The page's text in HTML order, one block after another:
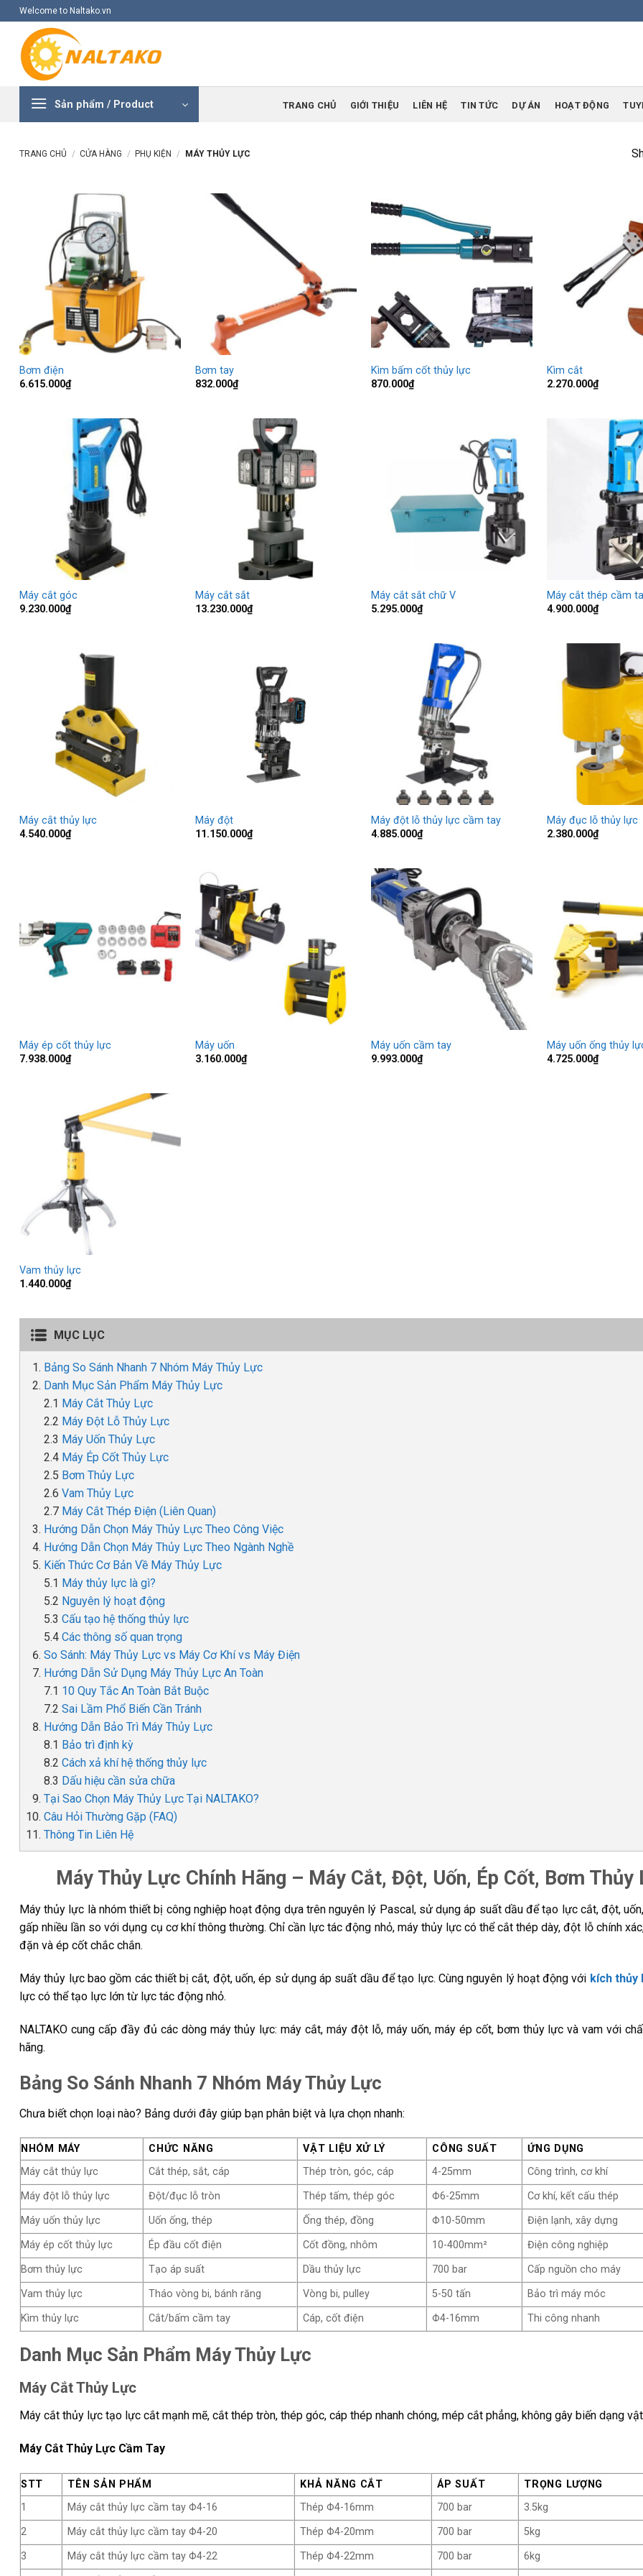
Skip
to
content
Welcome to Naltako.vn
Sản phẩm / Product TRANG CHỦ GIỚI THIỆU LIÊN HỆ TIN TỨC DỰ ÁN HOẠT ĐỘNG
TRANG CHỦ / CỬA HÀNG / PHỤ KIỆN / MÁY THỦY LỰC
Bơm điện
6.615.000₫
Bơm tay
832.000₫
Kìm bấm cốt thủy lực
870.000₫
Kìm cắt
2.270.000₫
Máy cắt góc
9.230.000₫
Máy cắt sắt
13.230.000₫
Máy cắt sắt chữ V
5.295.000₫
Máy cắt thép cầm
4.900.000₫
Máy cắt thủy lực
4.540.000₫
Máy đột
11.150.000₫
Máy đột lỗ thủy lực cầm tay
4.885.000₫
Máy đục lỗ thủy lực
2.380.000₫
Máy ép cốt thủy lực
7.938.000₫
Máy uốn
3.160.000₫
Máy uốn cầm tay
9.993.000₫
Máy uốn ống thủy
4.725.000₫
Vam thủy lực
1.440.000₫
MỤC LỤC
Bảng So Sánh Nhanh 7 Nhóm Máy Thủy Lực
Danh Mục Sản Phẩm Máy Thủy Lực
Máy Cắt Thủy Lực
Máy Đột Lỗ Thủy Lực
Máy Uốn Thủy Lực
Máy Ép Cốt Thủy Lực
Bơm Thủy Lực
Vam Thủy Lực
Máy Cắt Thép Điện (Liên Quan)
Hướng Dẫn Chọn Máy Thủy Lực Theo Công Việc
Hướng Dẫn Chọn Máy Thủy Lực Theo Ngành Nghề
Kiến Thức Cơ Bản Về Máy Thủy Lực
Máy thủy lực là gì?
Nguyên lý hoạt động
Cấu tạo hệ thống thủy lực
Các thông số quan trọng
So Sánh: Máy Thủy Lực vs Máy Cơ Khí vs Máy Điện
Hướng Dẫn Sử Dụng Máy Thủy Lực An Toàn
10 Quy Tắc An Toàn Bắt Buộc
Sai Lầm Phổ Biến Cần Tránh
Hướng Dẫn Bảo Trì Máy Thủy Lực
Bảo trì định kỳ
Cách xả khí hệ thống thủy lực
Dấu hiệu cần sửa chữa
Tại Sao Chọn Máy Thủy Lực Tại NALTAKO?
Câu Hỏi Thường Gặp (FAQ)
Thông Tin Liên Hệ
Máy Thủy Lực Chính Hãng – Máy Cắt, Đột, Uốn, Ép Cốt, Bơm Thủy
Máy thủy lực là nhóm thiết bị công nghiệp hoạt động dựa trên nguyên lý Pascal, sử dụng áp suất dầu để tạo lực cắt, đột,
gấp nhiều lần so với dụng cụ cơ khí thông thường. Chỉ cần lực tác động nhỏ, máy thủy lực có thể cắt thép dày, đột lỗ chính
đặn và ép cốt chắc chắn.
Máy thủy lực bao gồm các thiết bị cắt, đột, uốn, ép sử dụng áp suất dầu để tạo lực. Cùng nguyên lý hoạt động với kích thủy
lực có thể tạo lực lớn từ lực tác động nhỏ.
NALTAKO cung cấp đầy đủ các dòng máy thủy lực: máy cắt, máy đột lỗ, máy uốn, máy ép cốt, bơm thủy lực và vam với
hãng.
Bảng So Sánh Nhanh 7 Nhóm Máy Thủy Lực
Chưa biết chọn loại nào? Bảng dưới đây giúp bạn phân biệt và lựa chọn nhanh:
NHÓM MÁY CHỨC NĂNG VẬT LIỆU XỬ LÝ CÔNG SUẤT
ỨNG DỤNG
Máy cắt thủy lực
Cắt thép, sắt, cáp Thép tròn, góc, cáp 4-25mm
Công trình, cơ khí
Máy đột lỗ thủy lực
Đột/đục lỗ tròn Thép tấm, thép góc Φ6-25mm
Cơ khí, kết cấu thép
Máy uốn thủy lực
Uốn ống, thép Ống thép, đồng Φ10-50mm
Điện lạnh, xây dựng
Máy ép cốt thủy lực
Ép đầu cốt điện Cốt đồng, nhôm 10-400mm²
Điện công nghiệp
Bơm thủy lực
Tạo áp suất Dầu thủy lực 700 bar
Cấp nguồn cho máy
Vam thủy lực
Tháo vòng bi, bánh răng Vòng bi, pulley 5-50 tấn
Bảo trì máy móc
Kìm thủy lực
Cắt/bấm cầm tay Cáp, cốt điện Φ4-16mm Thi công nhanh
Danh Mục Sản Phẩm Máy Thủy Lực
Máy Cắt Thủy Lực
Máy cắt thủy lực tạo lực cắt mạnh mẽ, cắt thép tròn, thép góc, cáp thép nhanh chóng, mép cắt phẳng, không gây biến dạng
Máy Cắt Thủy Lực Cầm Tay
STT TÊN SẢN PHẨM KHẢ NĂNG CẮT ÁP SUẤT
TRỌNG LƯỢNG
1
Máy cắt thủy lực cầm tay Φ4-16 Thép Φ4-16mm 700 bar
3.5kg
2
Máy cắt thủy lực cầm tay Φ4-20 Thép Φ4-20mm 700 bar
5kg
3
Máy cắt thủy lực cầm tay Φ4-22 Thép Φ4-22mm 700 bar
6kg